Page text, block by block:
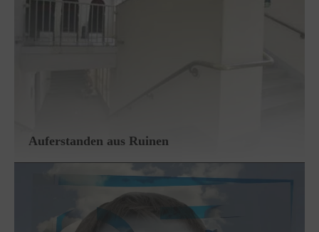
Auferstanden aus Ruinen